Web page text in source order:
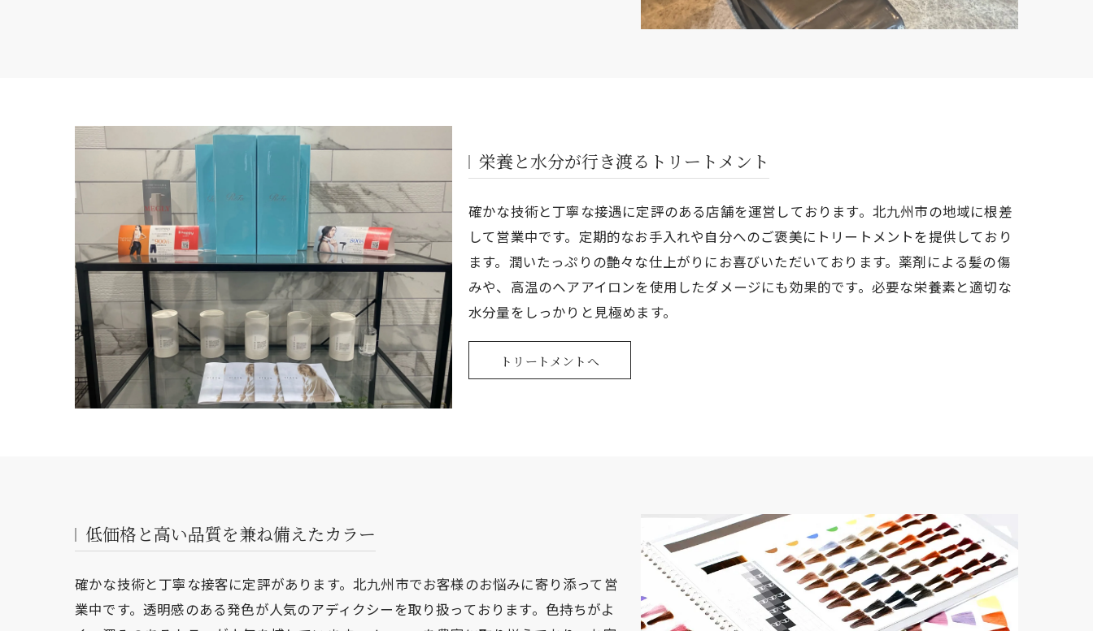
栄養と水分が行き渡るトリートメント
確かな技術と丁寧な接遇に定評のある店舗を運営しております。北九州市の地域に根差
して営業中です。定期的なお手入れや自分へのご褒美にトリートメントを提供しており
ます。潤いたっぷりの艶々な仕上がりにお喜びいただいております。薬剤による髪の傷
みや、高温のヘアアイロンを使用したダメージにも効果的です。必要な栄養素と適切な
水分量をしっかりと見極めます。
トリートメントへ
低価格と高い品質を兼ね備えたカラー
確かな技術と丁寧な接客に定評があります。北九州市でお客様のお悩みに寄り添って営
業中です。透明感のある発色が人気のアディクシーを取り扱っております。色持ちがよ